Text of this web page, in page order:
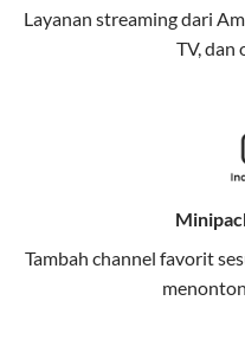
Memudahkan Anda
meningkatkan
Bagikan kuota internet
keluarga atau teman
One Bill System
Tagihan internet rumah
dalam satu pembayaran.
Layanan streaming dari
TV, dan
Tambah channel favorit